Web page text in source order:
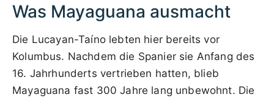
Was Mayaguana ausmacht
Die Lucayan-Taíno lebten hier bereits vor
Kolumbus. Nachdem die Spanier sie Anfang des
16. Jahrhunderts vertrieben hatten, blieb
Mayaguana fast 300 Jahre lang unbewohnt. Die